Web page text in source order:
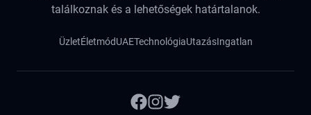
találkoznak és a lehetőségek határtalanok.
ÜzletÉletmódUAETechnológiaUtazásIngatlan